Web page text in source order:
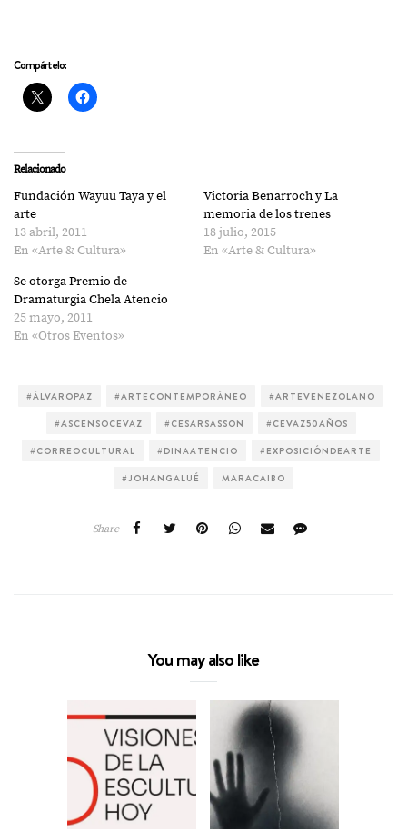
Compártelo:
Relacionado
Fundación Wayuu Taya y el
arte
13 abril, 2011
En «Arte & Cultura»
Victoria Benarroch y La
memoria de los trenes
18 julio, 2015
En «Arte & Cultura»
Se otorga Premio de
Dramaturgia Chela Atencio
25 mayo, 2011
En «Otros Eventos»
#ÁLVAROPAZ #ARTECONTEMPORÁNEO #ARTEVENEZOLANO
#ASCENSOCEVAZ #CESARSASSON #CEVAZ50AÑOS
#CORREOCULTURAL #DINAATENCIO #EXPOSICIÓNDEARTE
#JOHANGALUÉ MARACAIBO
Share
You may also like